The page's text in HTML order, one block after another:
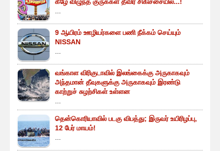
9 ஆயிரம் ஊழியர்களை பணி நீக்கம் செய்யும்
NISSAN
வங்காள விரிகுடாவில் இலங்கைக்கு அருகாகவும்
அந்தமான் தீவுகளுக்கு அருகாகவும் இரண்டு
காற்றுச் சுழற்சிகள் உள்ளன
தென்கொரியாவில் படகு விபத்து; இருவர் உயிரிழப்பு,
12 பேர் மாயம்!